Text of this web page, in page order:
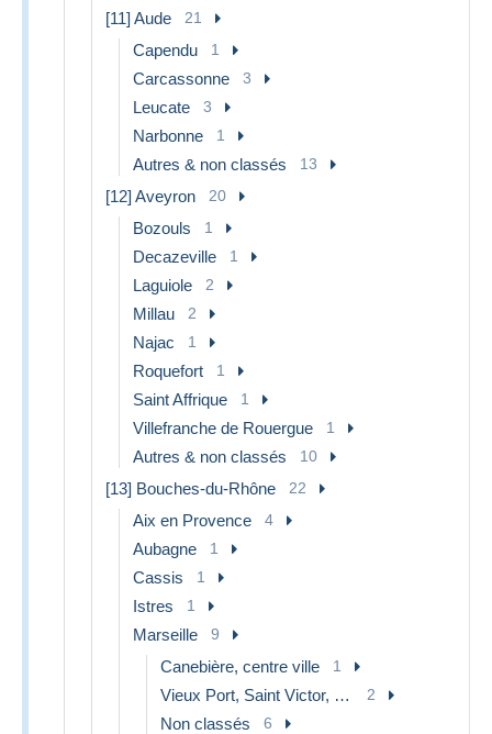
[11] Aude 21
Capendu 1
Carcassonne 3
Leucate 3
Narbonne 1
Autres & non classés 13
[12] Aveyron 20
Bozouls 1
Decazeville 1
Laguiole 2
Millau 2
Najac 1
Roquefort 1
Saint Affrique 1
Villefranche de Rouergue 1
Autres & non classés 10
[13] Bouches-du-Rhône 22
Aix en Provence 4
Aubagne 1
Cassis 1
Istres 1
Marseille 9
Canebière, centre ville 1
Vieux Port, Saint Victor, Le Panier 2
Non classés 6